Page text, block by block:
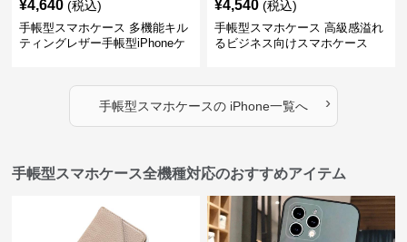
¥4,640 (税込)
手帳型スマホケース 多機能キル
ティングレザー手帳型iPhoneケ
¥4,540 (税込)
手帳型スマホケース 高級感溢れ
るビジネス向けスマホケース
手帳型スマホケースのiPhone一覧へ ›
手帳型スマホケース全機種対応のおすすめアイテム